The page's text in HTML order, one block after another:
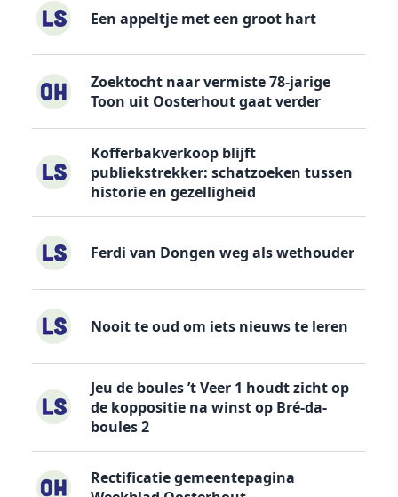
Een appeltje met een groot hart
Zoektocht naar vermiste 78-jarige
Toon uit Oosterhout gaat verder
Kofferbakverkoop blijft
publiekstrekker: schatzoeken tussen
historie en gezelligheid
Ferdi van Dongen weg als wethouder
Nooit te oud om iets nieuws te leren
Jeu de boules ’t Veer 1 houdt zicht op
de koppositie na winst op Bré-da-
boules 2
Rectificatie gemeentepagina